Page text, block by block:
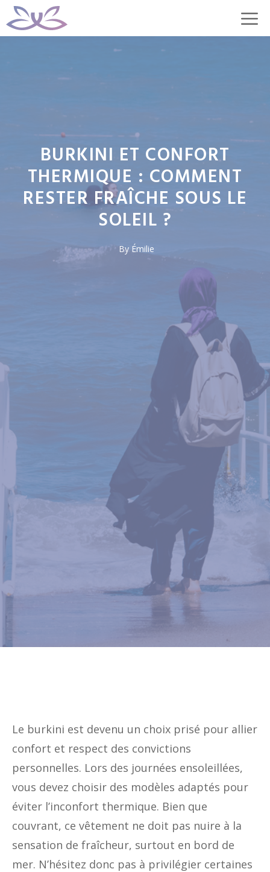
Aller
au
BURKINI ET CONFORT
THERMIQUE : COMMENT
RESTER FRAÎCHE SOUS LE
SOLEIL ?
By Émilie
Le burkini est devenu un choix prisé pour allier
confort et respect des convictions
personnelles. Lors des journées ensoleillées,
vous devez choisir des modèles adaptés pour
éviter l’inconfort thermique. Bien que
couvrant, ce vêtement ne doit pas nuire à la
sensation de fraîcheur, surtout en bord de
mer. N’hésitez donc pas à privilégier certaines